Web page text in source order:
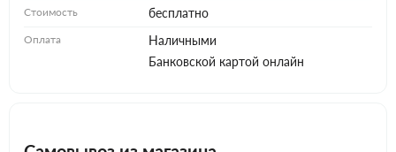
Стоимость бесплатно
Оплата
Наличными
Банковской картой онлайн